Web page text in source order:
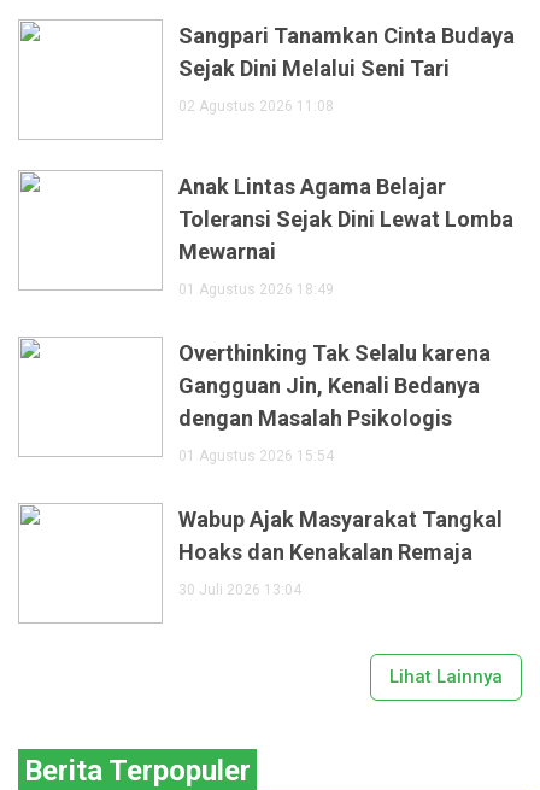
Sangpari Tanamkan Cinta Budaya
Sejak Dini Melalui Seni Tari
02 Agustus 2026 11:08
Anak Lintas Agama Belajar
Toleransi Sejak Dini Lewat Lomba
Mewarnai
01 Agustus 2026 18:49
Overthinking Tak Selalu karena
Gangguan Jin, Kenali Bedanya
dengan Masalah Psikologis
01 Agustus 2026 15:54
Wabup Ajak Masyarakat Tangkal
Hoaks dan Kenakalan Remaja
30 Juli 2026 13:04
Lihat Lainnya
Berita Terpopuler